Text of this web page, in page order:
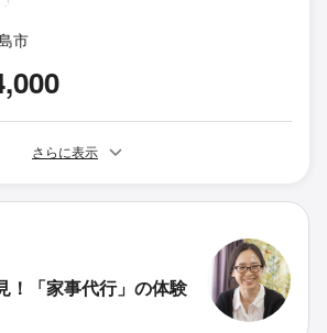
市
さらに表示
！「家事代行」の体験